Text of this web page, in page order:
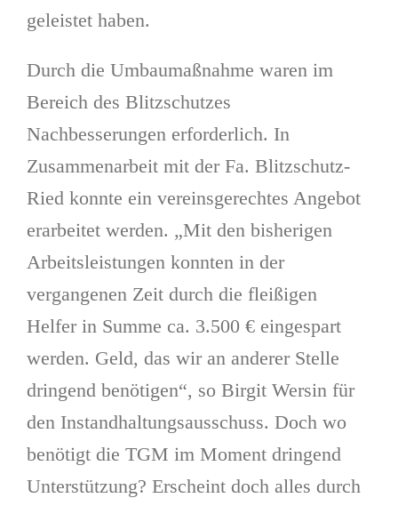
geleistet haben.
Durch die Umbaumaßnahme waren im
Bereich des Blitzschutzes
Nachbesserungen erforderlich. In
Zusammenarbeit mit der Fa. Blitzschutz-
Ried konnte ein vereinsgerechtes Angebot
erarbeitet werden. „Mit den bisherigen
Arbeitsleistungen konnten in der
vergangenen Zeit durch die fleißigen
Helfer in Summe ca. 3.500 € eingespart
werden. Geld, das wir an anderer Stelle
dringend benötigen“, so Birgit Wersin für
den Instandhaltungsausschuss. Doch wo
benötigt die TGM im Moment dringend
Unterstützung? Erscheint doch alles durch